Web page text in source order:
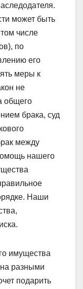
может быть
числе
по
его
меры к
не
общего
брака, суд
между
нашего
Наши
имущества
разными
подарить